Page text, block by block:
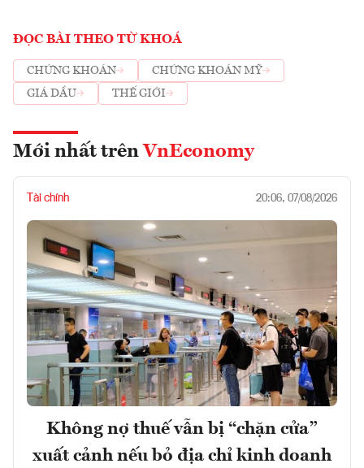
ĐỌC BÀI THEO TỪ KHOÁ
CHỨNG KHOÁN
CHỨNG KHOÁN MỸ
GIÁ DẦU
THẾ GIỚI
Mới nhất trên VnEconomy
Tài chính 20:06, 07/08/2026
Không nợ thuế vẫn bị “chặn cửa”
xuất cảnh nếu bỏ địa chỉ kinh doanh